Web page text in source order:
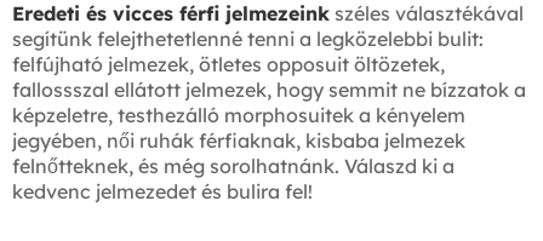
Eredeti és vicces férfi jelmezeink széles választékával
segítünk felejthetetlenné tenni a legközelebbi bulit:
felfújható jelmezek, ötletes opposuit öltözetek,
fallossszal ellátott jelmezek, hogy semmit ne bízzatok a
képzeletre, testhezálló morphosuitek a kényelem
jegyében, női ruhák férfiaknak, kisbaba jelmezek
felnőtteknek, és még sorolhatnánk. Válaszd ki a
kedvenc jelmezedet és bulira fel!